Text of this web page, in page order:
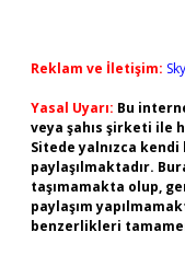
Reklam ve İletişim:
Yasal Uyarı: Bu
veya şahıs şirketi ile
Sitede yalnızca kendi
paylaşılmaktadır.
taşımamakta olup,
paylaşım
benzerlikleri